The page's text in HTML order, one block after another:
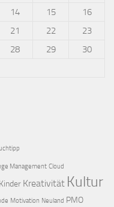
14 15
16
21 22
23
28 29
30
Management Cloud
Kinder Kreativität Kultur
Motivation Neuland PMO